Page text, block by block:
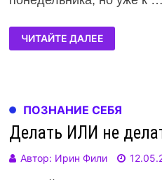
ЧИТАЙТЕ ДАЛЕЕ
ПОЗНАНИЕ СЕБЯ
Делать ИЛИ не
Автор: Ирин Фили